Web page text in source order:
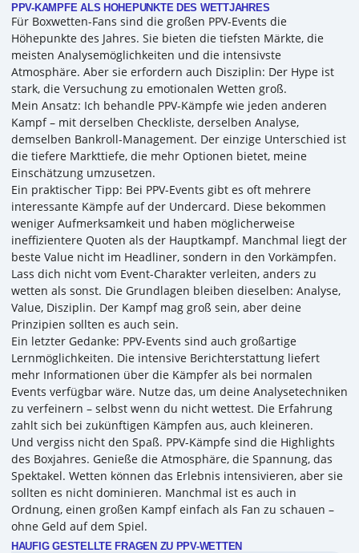
PPV-KÄMPFE ALS HÖHEPUNKTE DES WETTJAHRES
Für Boxwetten-Fans sind die großen PPV-Events die
Höhepunkte des Jahres. Sie bieten die tiefsten Märkte, die
meisten Analysemöglichkeiten und die intensivste
Atmosphäre. Aber sie erfordern auch Disziplin: Der Hype ist
stark, die Versuchung zu emotionalen Wetten groß.
Mein Ansatz: Ich behandle PPV-Kämpfe wie jeden anderen
Kampf – mit derselben Checkliste, derselben Analyse,
demselben Bankroll-Management. Der einzige Unterschied ist
die tiefere Markttiefe, die mehr Optionen bietet, meine
Einschätzung umzusetzen.
Ein praktischer Tipp: Bei PPV-Events gibt es oft mehrere
interessante Kämpfe auf der Undercard. Diese bekommen
weniger Aufmerksamkeit und haben möglicherweise
ineffizientere Quoten als der Hauptkampf. Manchmal liegt der
beste Value nicht im Headliner, sondern in den Vorkämpfen.
Lass dich nicht vom Event-Charakter verleiten, anders zu
wetten als sonst. Die Grundlagen bleiben dieselben: Analyse,
Value, Disziplin. Der Kampf mag groß sein, aber deine
Prinzipien sollten es auch sein.
Ein letzter Gedanke: PPV-Events sind auch großartige
Lernmöglichkeiten. Die intensive Berichterstattung liefert
mehr Informationen über die Kämpfer als bei normalen
Events verfügbar wäre. Nutze das, um deine Analysetechniken
zu verfeinern – selbst wenn du nicht wettest. Die Erfahrung
zahlt sich bei zukünftigen Kämpfen aus, auch kleineren.
Und vergiss nicht den Spaß. PPV-Kämpfe sind die Highlights
des Boxjahres. Genieße die Atmosphäre, die Spannung, das
Spektakel. Wetten können das Erlebnis intensivieren, aber sie
sollten es nicht dominieren. Manchmal ist es auch in
Ordnung, einen großen Kampf einfach als Fan zu schauen –
ohne Geld auf dem Spiel.
HÄUFIG GESTELLTE FRAGEN ZU PPV-WETTEN